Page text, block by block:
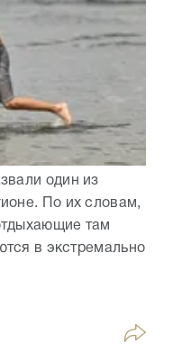
один из
По их словам,
там
в экстремально